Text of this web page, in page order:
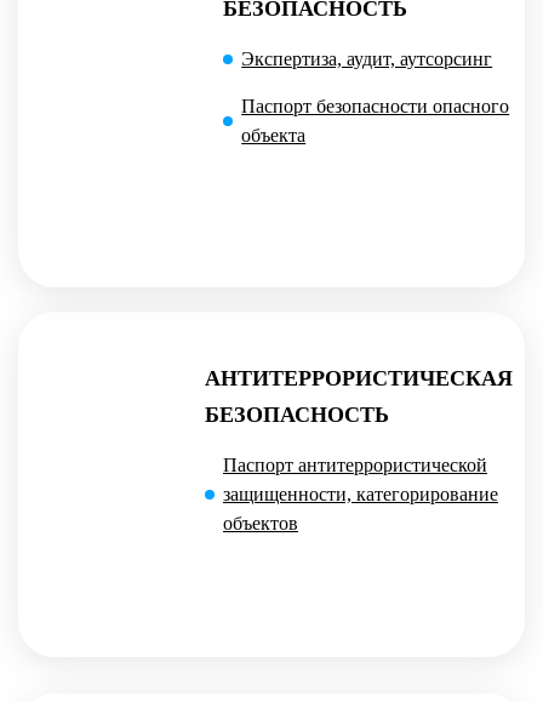
БЕЗОПАСНОСТЬ
Экспертиза, аудит, аутсорсинг
Паспорт безопасности опасного
объекта
АНТИТЕРРОРИСТИЧЕСКАЯ
БЕЗОПАСНОСТЬ
Паспорт антитеррористической
защищенности, категорирование
объектов